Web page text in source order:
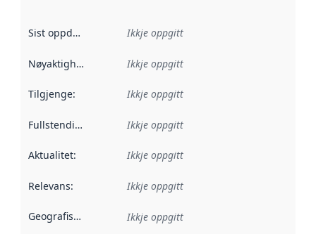
Sist oppdatert Ikkje oppgitt
Nøyaktigheit Ikkje oppgitt
Tilgjenge: Ikkje oppgitt
Fullstendigheit Ikkje oppgitt
Aktualitet: Ikkje oppgitt
Relevans: Ikkje oppgitt
Geografisk område Ikkje oppgitt